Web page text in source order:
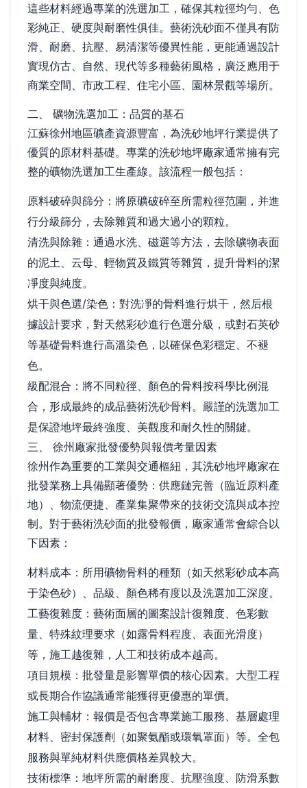
這些材料經過專業的洗選加工，確保其粒徑均勻、色
彩純正、硬度與耐磨性俱佳。藝術洗砂面不僅具有防
滑、耐磨、抗壓、易清潔等優異性能，更能通過設計
實現仿古、自然、現代等多種藝術風格，廣泛應用于
商業空間、市政工程、住宅小區、園林景觀等場所。
二、 礦物洗選加工：品質的基石
江蘇徐州地區礦產資源豐富，為洗砂地坪行業提供了
優質的原材料基礎。專業的洗砂地坪廠家通常擁有完
整的礦物洗選加工生產線。該流程一般包括：
原料破碎與篩分：將原礦破碎至所需粒徑范圍，并進
行分級篩分，去除雜質和過大過小的顆粒。
清洗與除雜：通過水洗、磁選等方法，去除礦物表面
的泥土、云母、輕物質及鐵質等雜質，提升骨料的潔
凈度與純度。
烘干與色選/染色：對洗凈的骨料進行烘干，然后根
據設計要求，對天然彩砂進行色選分級，或對石英砂
等基礎骨料進行高溫染色，以確保色彩穩定、不褪
色。
級配混合：將不同粒徑、顏色的骨料按科學比例混
合，形成最終的成品藝術洗砂骨料。嚴謹的洗選加工
是保證地坪最終強度、美觀度和耐久性的關鍵。
三、 徐州廠家批發優勢與報價考量因素
徐州作為重要的工業與交通樞紐，其洗砂地坪廠家在
批發業務上具備顯著優勢：供應鏈完善（臨近原料產
地）、物流便捷、產業集聚帶來的技術交流與成本控
制。對于藝術洗砂面的批發報價，廠家通常會綜合以
下因素：
材料成本：所用礦物骨料的種類（如天然彩砂成本高
于染色砂）、品級、顏色稀有度以及洗選加工深度。
工藝復雜度：藝術面層的圖案設計復雜度、色彩數
量、特殊紋理要求（如露骨料程度、表面光滑度）
等，施工越復雜，人工和技術成本越高。
項目規模：批發量是影響單價的核心因素。大型工程
或長期合作協議通常能獲得更優惠的單價。
施工與輔材：報價是否包含專業施工服務、基層處理
材料、密封保護劑（如聚氨酯或環氧罩面）等。全包
服務與單純材料供應價格差異較大。
技術標準：地坪所需的耐磨度、抗壓強度、防滑系數